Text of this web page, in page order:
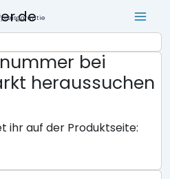
bei
heraussuchen
ihr auf der Produktseite: